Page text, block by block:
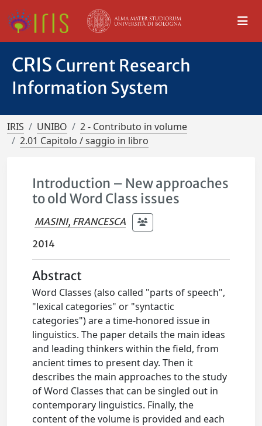
CRIS Current Research
Information System
IRIS UNIBO
2 - Contributo in volume
2.01 Capitolo / saggio in libro
Introduction – New approaches
to old Word Class issues
MASINI, FRANCESCA
2014
Abstract
Word Classes (also called "parts of speech",
"lexical categories" or "syntactic
categories") are a time-honored issue in
linguistics. The paper details the main ideas
and leading thinkers within the field, from
ancient times to present day. Then it
describes the main approaches to the study
of Word Classes that can be singled out in
contemporary linguistics. Finally, the
content of the volume is provided and each